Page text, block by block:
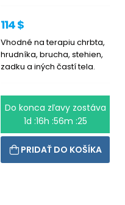
114 $
Vhodné na terapiu chrbta,
hrudníka, brucha, stehien,
zadku a iných častí tela.
Do konca zľavy zostáva
1d :16h :56m :25
PRIDAŤ DO KOŠÍKA